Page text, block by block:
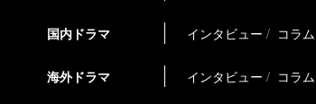
国内ドラマ インタビュー コラム
海外ドラマ インタビュー コラム